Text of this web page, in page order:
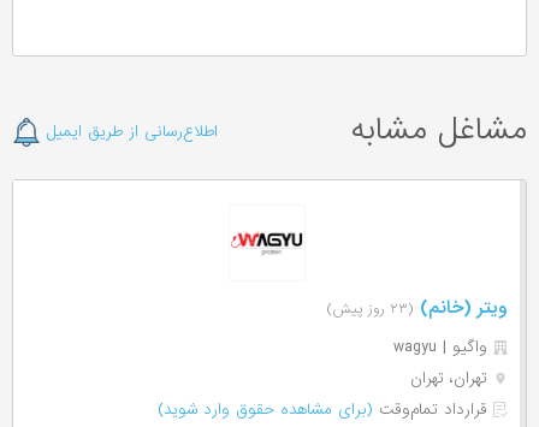
مشاغل مشابه اطلاع‌رسانی از طریق ایمیل
ویتر (خانم) (۲۳ روز پیش)
واگیو | wagyu
تهران، تهران
قرارداد تمام‌وقت (برای مشاهده حقوق وارد شوید)